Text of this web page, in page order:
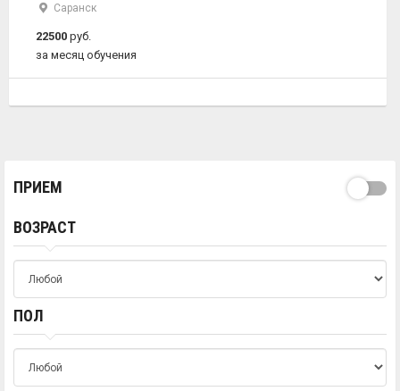
Саранск
22500 руб.
за месяц обучения
ПРИЕМ
ВОЗРАСТ
ПОЛ